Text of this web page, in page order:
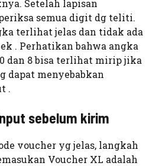
Setelah lapisan
semua digit dg teliti.
terlihat jelas dan tidak ada
. Perhatikan bahwa angka
dan 8 bisa terlihat mirip jika
dapat menyebabkan
.
sebelum kirim
voucher yg jelas, langkah
Voucher XL adalah